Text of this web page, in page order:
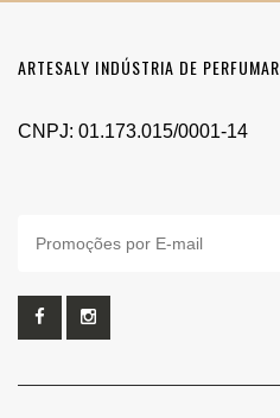
ARTESALY INDÚSTRIA DE
CNPJ: 01.173.015/0001-14